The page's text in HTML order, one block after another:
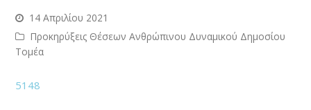
14 Απριλίου 2021
Προκηρύξεις Θέσεων Ανθρώπινου Δυναμικού Δημοσίου
Τομέα
5148